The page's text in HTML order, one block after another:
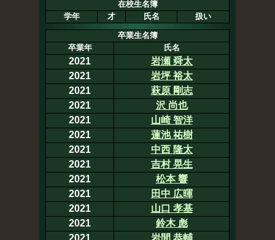
在校生名簿
学年
才 氏名 扱い
卒業生名簿
卒業年
氏名
2021
岩瀬 舜太
2021
岩坪 裕太
2021
萩原 剛志
2021
沢 尚也
2021
山崎 智洋
2021
蓮池 祐樹
2021
中西 隆太
2021
吉村 晃生
2021
松本 響
2021
田中 広暉
2021
山口 孝基
2021
鈴木 彪
2021
岩間 恭輔